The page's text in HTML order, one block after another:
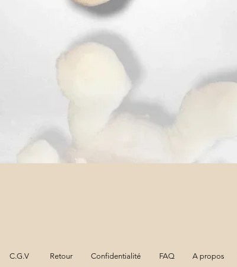
C.G.V Retour Confidentialité FAQ A propos